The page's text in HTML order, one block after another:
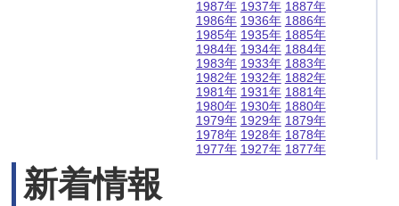
1987年
1986年
1985年
1984年
1983年
1982年
1981年
1980年
1979年
1978年
1977年
1937年
1936年
1935年
1934年
1933年
1932年
1931年
1930年
1929年
1928年
1927年
1887年
1886年
1885年
1884年
1883年
1882年
1881年
1880年
1879年
1878年
1877年
新着情報